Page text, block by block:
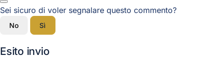
Sei sicuro di voler segnalare questo commento?
No Sì
Esito invio